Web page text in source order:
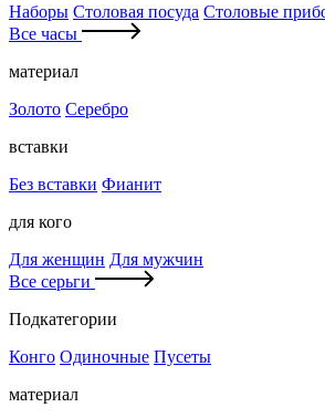
Наборы Столовая посуда Столовые
Все часы
материал
Золото Серебро
вставки
Без вставки Фианит
для кого
Для женщин Для мужчин
Все серьги
Подкатегории
Конго Одиночные Пусеты
материал